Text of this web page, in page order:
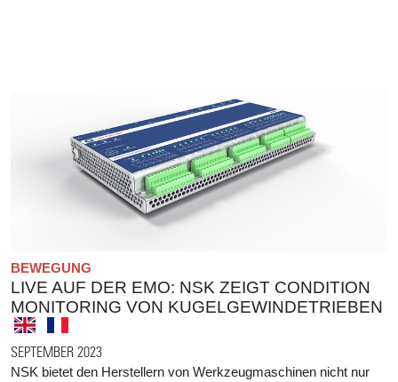
BEWEGUNG
LIVE AUF DER EMO: NSK ZEIGT CONDITION
MONITORING VON KUGELGEWINDETRIEBEN
SEPTEMBER 2023
NSK bietet den Herstellern von Werkzeugmaschinen nicht nur